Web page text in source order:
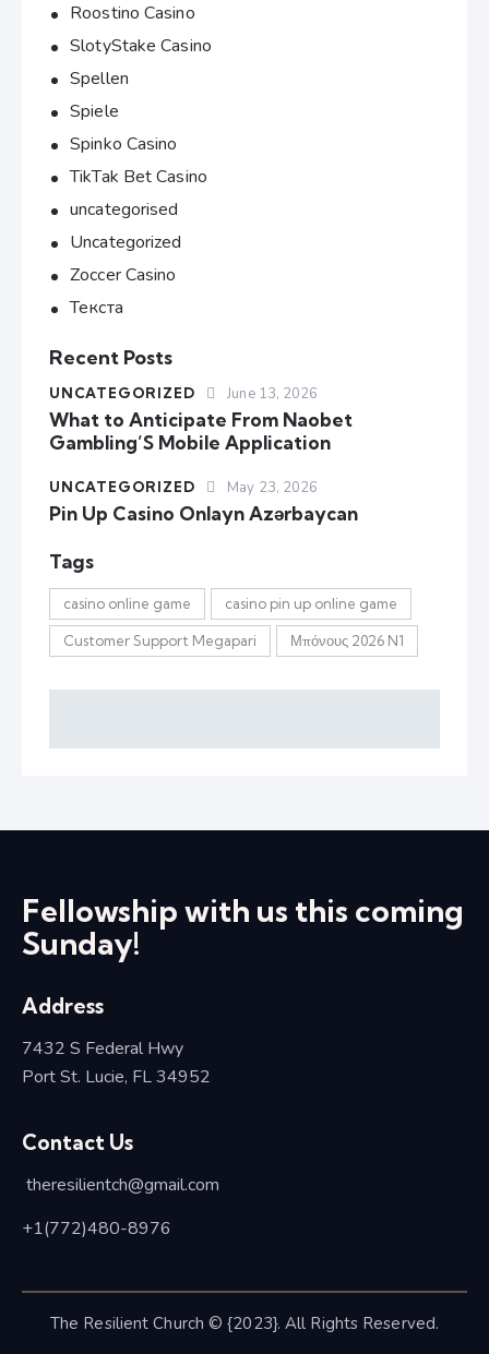
Roostino Casino
SlotyStake Casino
Spellen
Spiele
Spinko Casino
TikTak Bet Casino
uncategorised
Uncategorized
Zoccer Casino
Текста
Recent Posts
UNCATEGORIZED June 13, 2026
What to Anticipate From Naobet
Gambling’S Mobile Application
UNCATEGORIZED May 23, 2026
Pin Up Casino Onlayn Azərbaycan
Tags
casino online game casino pin up online game
Customer Support Megapari Μπόνους 2026 N1
Fellowship with us this coming
Sunday!
Address
7432 S Federal Hwy
Port St. Lucie, FL 34952
Contact Us
theresilientch@gmail.com
+1(772)480-8976
The Resilient Church © {2023}. All Rights Reserved.